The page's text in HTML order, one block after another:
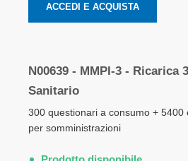
ACCEDI E ACQUISTA
N00639 - MMPI-3 - Ricarica
Sanitario
300 questionari a consumo + 5400
per somministrazioni